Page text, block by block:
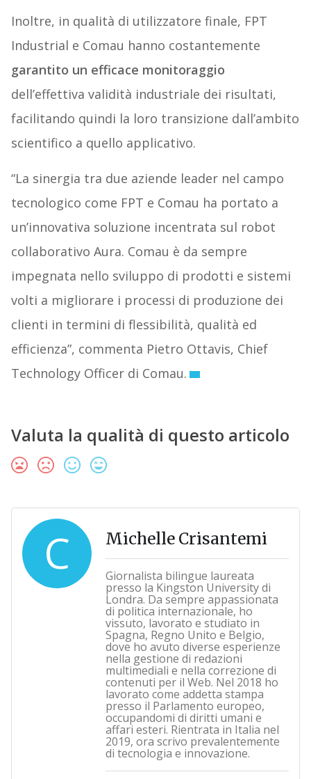
Inoltre, in qualità di utilizzatore finale, FPT
Industrial e Comau hanno costantemente
garantito un efficace monitoraggio
dell’effettiva validità industriale dei risultati,
facilitando quindi la loro transizione dall’ambito
scientifico a quello applicativo.
“La sinergia tra due aziende leader nel campo
tecnologico come FPT e Comau ha portato a
un’innovativa soluzione incentrata sul robot
collaborativo Aura. Comau è da sempre
impegnata nello sviluppo di prodotti e sistemi
volti a migliorare i processi di produzione dei
clienti in termini di flessibilità, qualità ed
efficienza”, commenta Pietro Ottavis, Chief
Technology Officer di Comau.
Valuta la qualità di questo articolo
C Michelle Crisantemi
Giornalista bilingue laureata
presso la Kingston University di
Londra. Da sempre appassionata
di politica internazionale, ho
vissuto, lavorato e studiato in
Spagna, Regno Unito e Belgio,
dove ho avuto diverse esperienze
nella gestione di redazioni
multimediali e nella correzione di
contenuti per il Web. Nel 2018 ho
lavorato come addetta stampa
presso il Parlamento europeo,
occupandomi di diritti umani e
affari esteri. Rientrata in Italia nel
2019, ora scrivo prevalentemente
di tecnologia e innovazione.